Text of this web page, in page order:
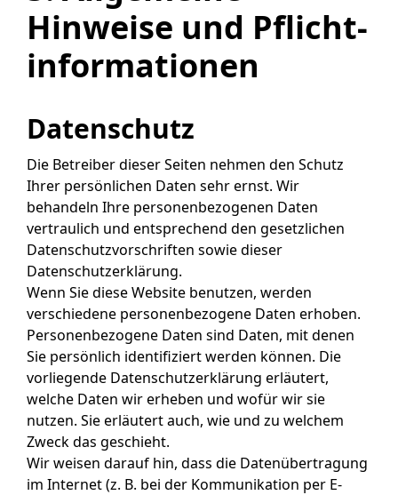
Hinweise und Pflicht­
informationen
Datenschutz
Die Betreiber dieser Seiten nehmen den Schutz
Ihrer persönlichen Daten sehr ernst. Wir
behandeln Ihre personenbezogenen Daten
vertraulich und entsprechend den gesetzlichen
Datenschutzvorschriften sowie dieser
Datenschutzerklärung.
Wenn Sie diese Website benutzen, werden
verschiedene personenbezogene Daten erhoben.
Personenbezogene Daten sind Daten, mit denen
Sie persönlich identifiziert werden können. Die
vorliegende Datenschutzerklärung erläutert,
welche Daten wir erheben und wofür wir sie
nutzen. Sie erläutert auch, wie und zu welchem
Zweck das geschieht.
Wir weisen darauf hin, dass die Datenübertragung
im Internet (z. B. bei der Kommunikation per E-